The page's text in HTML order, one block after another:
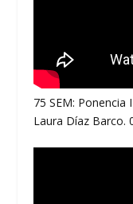
75 SEM: Ponencia
Laura Díaz Barco.